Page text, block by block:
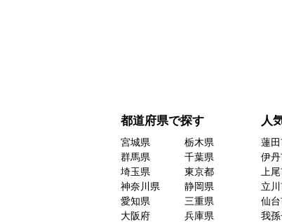
都道府県で探す
宮城県
栃木県
群馬県
千葉県
埼玉県
東京都
神奈川県
静岡県
愛知県
三重県
大阪府
兵庫県
人
蓮
伊
上
立
仙
我